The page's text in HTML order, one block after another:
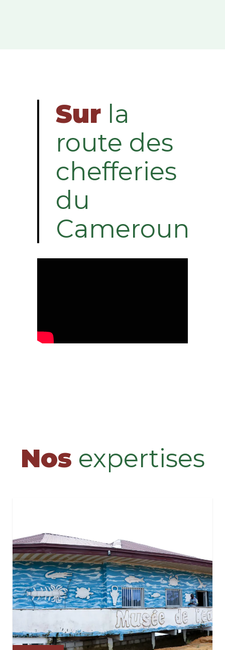
Sur la
route des
chefferies
du
Cameroun
Nos expertises